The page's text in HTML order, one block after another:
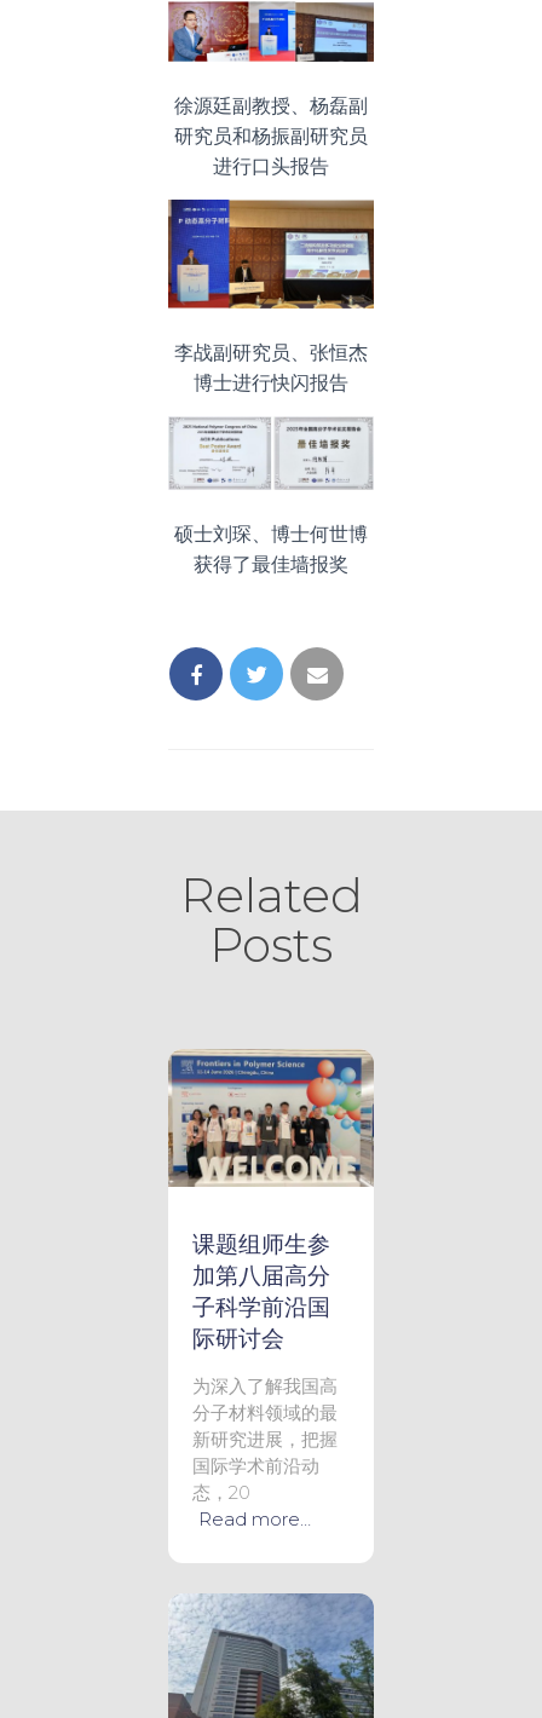
徐源廷副教授、杨磊副
研究员和杨振副研究员
进行口头报告
李战副研究员、张恒杰
博士进行快闪报告
硕士刘琛、博士何世博
获得了最佳墙报奖
Related
Posts
课题组师生参
加第八届高分
子科学前沿国
际研讨会
为深入了解我国高
分子材料领域的最
新研究进展，把握
国际学术前沿动
态，20
Read more…